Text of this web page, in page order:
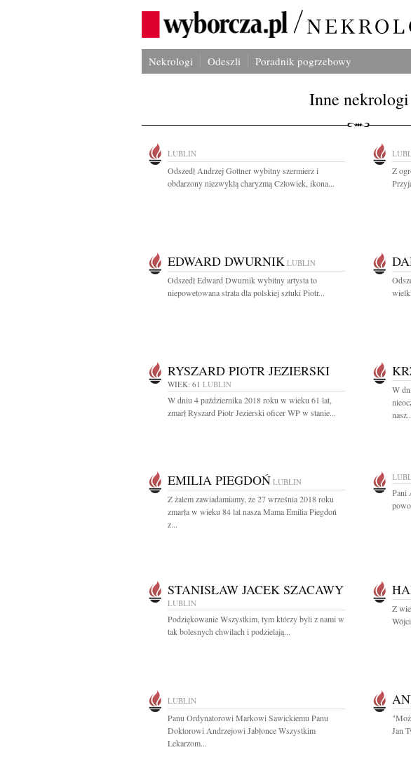
Nekrologi Odeszli Poradnik pogrzebowy
Inne nekrologi
LUBLIN
Odszedł Andrzej Gottner wybitny szermierz i
obdarzony niezwykłą charyzmą Człowiek, ikona...
Z
EDWARD DWURNIK LUBLIN
Odszedł Edward Dwurnik wybitny artysta to
niepowetowana strata dla polskiej sztuki Piotr...
RYSZARD PIOTR JEZIERSKI
WIEK: 61 LUBLIN
W dniu 4 października 2018 roku w wieku 61 lat,
zmarł Ryszard Piotr Jezierski oficer WP w stanie...
W
EMILIA PIEGDOŃ LUBLIN
Z żalem zawiadamiamy, że 27 września 2018 roku
zmarła w wieku 84 lat nasza Mama Emilia Piegdoń
z...
Pani
STANISŁAW JACEK SZACAWY
LUBLIN
Podziękowanie Wszystkim, tym którzy byli z nami w
tak bolesnych chwilach i podzielają...
Z
LUBLIN
Panu Ordynatorowi Markowi Sawickiemu Panu
Doktorowi Andrzejowi Jabłonce Wszystkim
Lekarzom...
Jan